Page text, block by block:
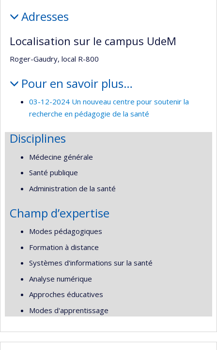
Adresses
Localisation sur le campus UdeM
Roger-Gaudry, local R-800
Pour en savoir plus…
03-12-2024 Un nouveau centre pour soutenir la
recherche en pédagogie de la santé
Disciplines
Médecine générale
Santé publique
Administration de la santé
Champ d’expertise
Modes pédagogiques
Formation à distance
Systèmes d'informations sur la santé
Analyse numérique
Approches éducatives
Modes d'apprentissage